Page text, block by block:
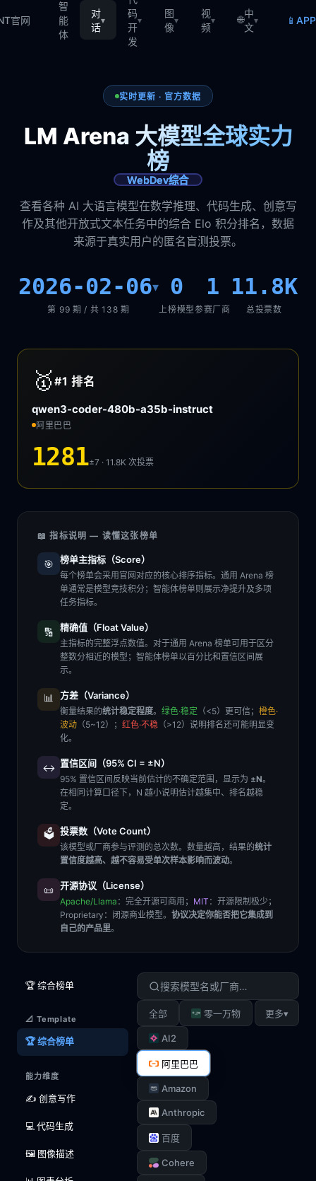
官网
智
能
体
对
话
▾
码
开
发
▾
图
像
▾
视
频
▾ 🌐
中
文
▾ 📱
实时更新 · 官方数据
LM Arena 大模型全球实力
榜
WebDev综合
查看各种 AI 大语言模型在数学推理、代码生成、创意写
作及其他开放式文本任务中的综合 Elo 积分排名，数据
来源于真实用户的匿名盲测投票。
2026-02-06▾
第 99 期 / 共 138 期
0
上榜模型
1
参赛厂商
11.8K
总投票数
🥇 #1排名
qwen3-coder-480b-a35b-instruct
阿里巴巴
1281±7 · 11.8K次投票
📖 指标说明 — 读懂这张榜单
🎯 榜单主指标（Score）
每个榜单会采用官网对应的核心排序指标。通用 Arena 榜
单通常是模型竞技积分；智能体榜单则展示净提升及多项
任务指标。
🔢 精确值（Float Value）
主指标的完整浮点数值。对于通用 Arena 榜单可用于区分
整数分相近的模型；智能体榜单以百分比和置信区间展
示。
📊 方差（Variance）
衡量结果的统计稳定程度。 绿色·稳定 （<5）更可信； 橙色·
波动 （5~12）； 红色·不稳 （>12）说明排名还可能明显变
化。
↔️ 置信区间（95% CI = ±N）
95% 置信区间反映当前估计的不确定范围，显示为 ±N。
在相同计算口径下，N 越小说明估计越集中、排名越稳
定。
🗳️ 投票数（Vote Count）
该模型或厂商参与评测的总次数。数量越高，结果的统计
置信度越高、越不容易受单次样本影响而波动。
📜 开源协议（License）
Apache/Llama ：完全开源可商用； MIT ：开源限制极少；
Proprietary ：闭源商业模型。 协议决定你能否把它集成到
自己的产品里。
🏆 综合榜单
📐 Template
🏆 综合榜单
能力维度
✍️ 创意写作
💻 代码生成
🖼️ 图像描述
全部 零一万物
AI2
阿里巴巴
Amazon
Anthropic
百度
Cohere
更多▾